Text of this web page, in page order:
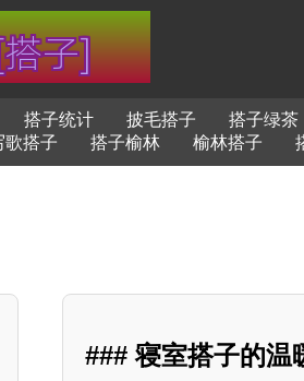
搭子统计 披毛搭子 搭子绿茶
歌搭子 搭子榆林 榆林搭子
### 寝室搭子的温